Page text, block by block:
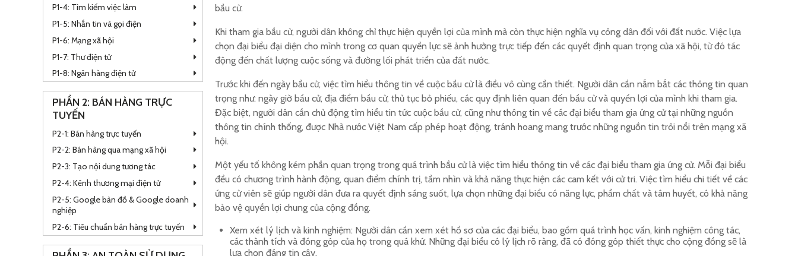
P1-4: Tìm kiếm việc làm
P1-5: Nhắn tin và gọi điện
P1-6: Mạng xã hội
P1-7: Thư điện tử
P1-8: Ngân hàng điện tử
PHẦN 2: BÁN HÀNG TRỰC
TUYẾN
P2-1: Bán hàng trực tuyến
P2-2: Bán hàng qua mạng xã hội
P2-3: Tạo nội dung tương tác
P2-4: Kênh thương mại điện tử
P2-5: Google bản đồ & Google doanh
nghiệp
P2-6: Tiêu chuẩn bán hàng trực tuyến
bầu cử.
Khi tham gia bầu cử, người dân không chỉ thực hiện quyền lợi của mình mà còn thực hiện nghĩa vụ công dân đối với đất nước. Việc lựa
chọn đại biểu đại diện cho mình trong cơ quan quyền lực sẽ ảnh hưởng trực tiếp đến các quyết định quan trọng của xã hội, từ đó tác
động đến chất lượng cuộc sống và đường lối phát triển của đất nước.
Trước khi đến ngày bầu cử, việc tìm hiểu thông tin về cuộc bầu cử là điều vô cùng cần thiết. Người dân cần nắm bắt các thông tin quan
trọng như: ngày giờ bầu cử, địa điểm bầu cử, thủ tục bỏ phiếu, các quy định liên quan đến bầu cử và quyền lợi của mình khi tham gia.
Đặc biệt, người dân cần chủ động tìm hiểu tin tức cuộc bầu cử, cũng như thông tin về các đại biểu tham gia ứng cử tại những nguồn
thông tin chính thống, được Nhà nước Việt Nam cấp phép hoạt động, tránh hoang mang trước những nguồn tin trôi nổi trên mạng xã
hội.
Một yếu tố không kém phần quan trọng trong quá trình bầu cử là việc tìm hiểu thông tin về các đại biểu tham gia ứng cử. Mỗi đại biểu
đều có chương trình hành động, quan điểm chính trị, tầm nhìn và khả năng thực hiện các cam kết với cử tri. Việc tìm hiểu chi tiết về các
ứng cử viên sẽ giúp người dân đưa ra quyết định sáng suốt, lựa chọn những đại biểu có năng lực, phẩm chất và tâm huyết, có khả năng
bảo vệ quyền lợi chung của cộng đồng.
Xem xét lý lịch và kinh nghiệm: Người dân cần xem xét hồ sơ của các đại biểu, bao gồm quá trình học vấn, kinh nghiệm công tác,
các thành tích và đóng góp của họ trong quá khứ. Những đại biểu có lý lịch rõ ràng, đã có đóng góp thiết thực cho cộng đồng sẽ là
lựa chọn đáng tin cậy.